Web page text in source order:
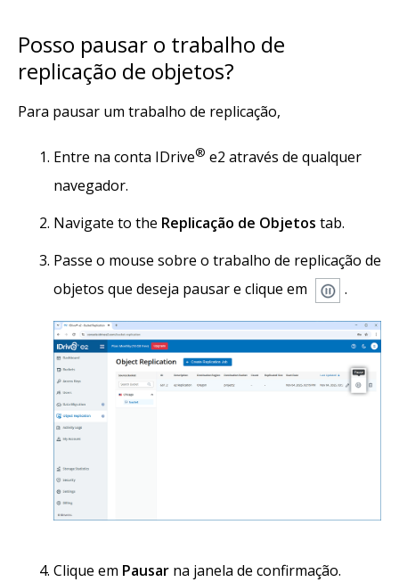
Posso pausar o trabalho de
replicação de objetos?
Para pausar um trabalho de replicação,
Entre na conta IDrive® e2 através de qualquer
navegador.
Navigate to the Replicação de Objetos tab.
Passe o mouse sobre o trabalho de replicação de
objetos que deseja pausar e clique em
.
Clique em Pausar na janela de confirmação.